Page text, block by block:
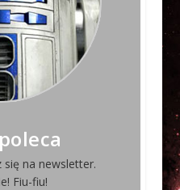
na newsletter.
Fiu-fiu!